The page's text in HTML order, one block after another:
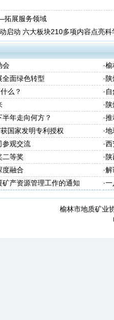
拓展服务领域
启动 六大板块210多项内容点亮科
会 ·榆
全面绿色转型 ·
么？ ·
·
台
半年走向何方？ ·推
国家发明专利授权 ·地
参观交流 ·西
二等奖 ·
度融合 ·解
知
产资源管理工作的通知 ·一
榆林市地质矿业